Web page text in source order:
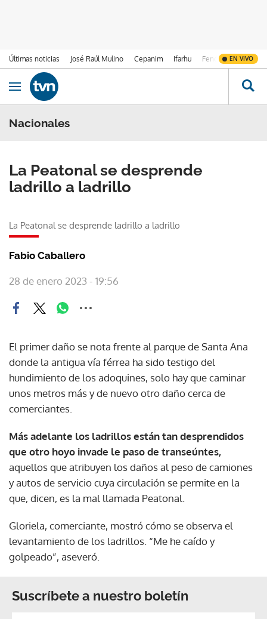
Últimas noticias José Raúl Mulino Cepanim Ifarhu Fenómeno de El
EN VIVO
Ir al contenido
Obrir navegació
Nacionales
La Peatonal se desprende
ladrillo a ladrillo
La Peatonal se desprende ladrillo a ladrillo
Fabio Caballero
28 de enero 2023 - 19:56
El primer daño se nota frente al parque de Santa Ana
donde la antigua vía férrea ha sido testigo del
hundimiento de los adoquines, solo hay que caminar
unos metros más y de nuevo otro daño cerca de
comerciantes.
Más adelante los ladrillos están tan desprendidos
que otro hoyo invade le paso de transeúntes,
aquellos que atribuyen los daños al peso de camiones
y autos de servicio cuya circulación se permite en la
que, dicen, es la mal llamada Peatonal.
Gloriela, comerciante, mostró cómo se observa el
levantamiento de los ladrillos. “Me he caído y
golpeado”, aseveró.
Suscríbete a nuestro boletín